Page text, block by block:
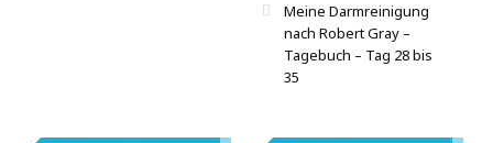
Meine Darmreinigung
nach Robert Gray –
Tagebuch – Tag 28 bis
35